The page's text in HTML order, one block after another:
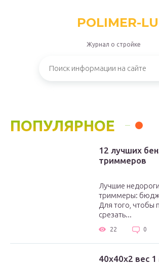
POLIMER-
Журнал о стройке
ПОПУЛЯРНОЕ
12 лучших
триммеров
Лучшие
триммеры:
Для того, чтобы
срезать...
22 0
40х40х2 вес